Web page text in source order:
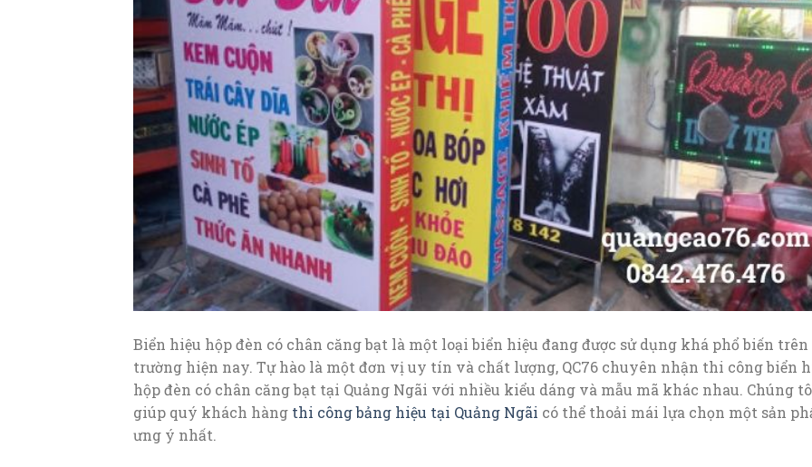
Biển hiệu hộp đèn có chân căng bạt là một loại biển hiệu đang được sử dụng khá phổ biến
trường hiện nay. Tự hào là một đơn vị uy tín và chất lượng, QC76 chuyên nhận thi công biển
hộp đèn có chân căng bạt tại Quảng Ngãi với nhiều kiểu dáng và mẫu mã khác nhau. Chúng
giúp quý khách hàng thi công bảng hiệu tại Quảng Ngãi có thể thoải mái lựa chọn một sản
ưng ý nhất.